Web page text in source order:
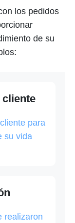
los pedidos
de su
cliente
para
su vida
realizaron